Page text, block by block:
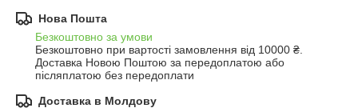
Нова Пошта
Безкоштовно за умови
Безкоштовно при вартості замовлення від 10000 ₴.
Доставка Новою Поштою за передоплатою або
післяплатою без передоплати
Доставка в Молдову